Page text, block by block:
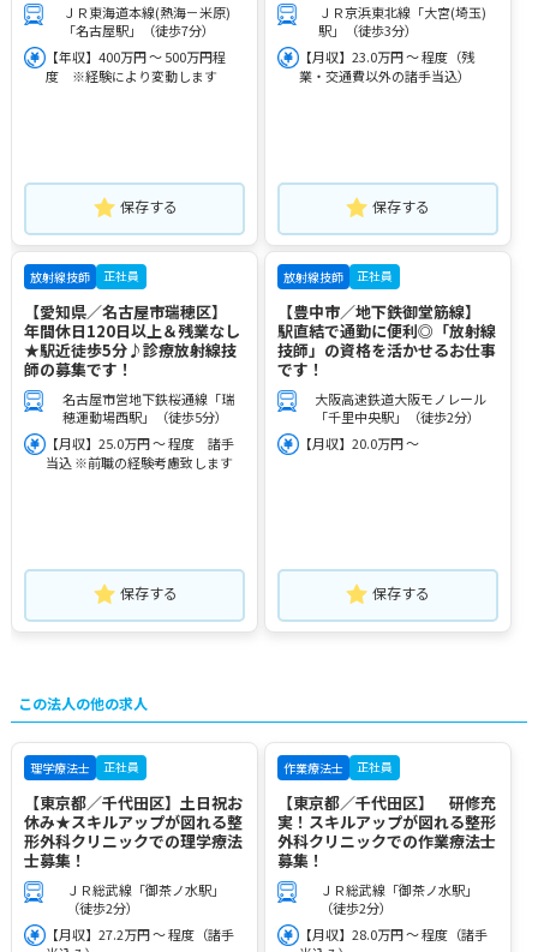
ＪＲ東海道本線(熱海－米原)
「名古屋駅」（徒歩7分）
【年収】400万円 ～ 500万円程
度 ※経験により変動します
保存する
ＪＲ京浜東北線「大宮(埼玉)
駅」（徒歩3分）
【月収】23.0万円 ～ 程度（残
業・交通費以外の諸手当込）
保存する
放射線技師 正社員
【愛知県／名古屋市瑞穂区】
年間休日120日以上＆残業なし
★駅近徒歩5分♪診療放射線技
師の募集です！
名古屋市営地下鉄桜通線「瑞
穂運動場西駅」（徒歩5分）
【月収】25.0万円 ～ 程度 諸手
当込 ※前職の経験考慮致します
保存する
放射線技師 正社員
【豊中市／地下鉄御堂筋線】
駅直結で通勤に便利◎「放射線
技師」の資格を活かせるお仕事
です！
大阪高速鉄道大阪モノレール
「千里中央駅」（徒歩2分）
【月収】20.0万円 ～
保存する
この法人の他の求人
理学療法士 正社員
【東京都／千代田区】土日祝お
休み★スキルアップが図れる整
形外科クリニックでの理学療法
士募集！
ＪＲ総武線「御茶ノ水駅」
（徒歩2分）
【月収】27.2万円 ～ 程度（諸手
作業療法士 正社員
【東京都／千代田区】 研修充
実！スキルアップが図れる整形
外科クリニックでの作業療法士
募集！
ＪＲ総武線「御茶ノ水駅」
（徒歩2分）
【月収】28.0万円 ～ 程度（諸手